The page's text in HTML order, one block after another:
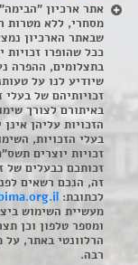
אתר ארכיון
מסחרי, ללא מטרות
שבאתר הארכיון
ככל שהופרו זכויות
בתצלומים, ההפרה
שיודיע לנו על
זכויותיהם של בעלי
באיתורם לצורך
הזכויות עליהן
זכותכם כבעלים של
זה, הנכם רשאים
לכתובת:
מעשיית השימוש
ומספר טלפון וכן
הרלוונטי באתר,
רבה.